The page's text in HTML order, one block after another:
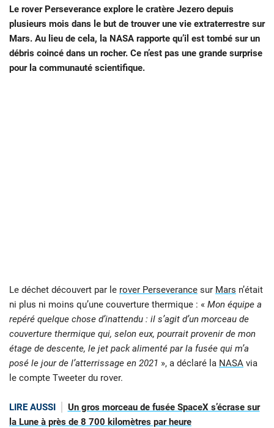
Le rover Perseverance explore le cratère Jezero depuis
plusieurs mois dans le but de trouver une vie extraterrestre sur
Mars. Au lieu de cela, la NASA rapporte qu’il est tombé sur un
débris coincé dans un rocher. Ce n’est pas une grande surprise
pour la communauté scientifique.
Le déchet découvert par le rover Perseverance sur Mars n’était
ni plus ni moins qu’une couverture thermique : « Mon équipe a
repéré quelque chose d’inattendu : il s’agit d’un morceau de
couverture thermique qui, selon eux, pourrait provenir de mon
étage de descente, le jet pack alimenté par la fusée qui m’a
posé le jour de l’atterrissage en 2021 », a déclaré la NASA via
le compte Tweeter du rover.
LIRE AUSSI
Un gros morceau de fusée SpaceX s’écrase sur
la Lune à près de 8 700 kilomètres par heure